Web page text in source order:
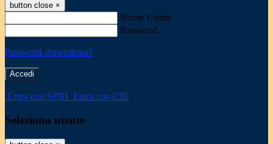
button close ×
Nome Utente
Password
Password dimenticata?
-
Entra con SPID Entra con CIE
Seleziona utente